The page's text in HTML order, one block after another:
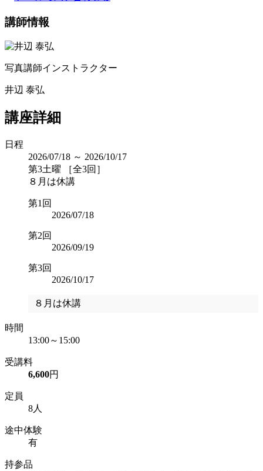
講師情報
写真講師インストラクター
井辺 泰弘
講座詳細
日程
2026/07/18 ～ 2026/10/17
第3土曜 ［全3回］
８月は休講
第1回
2026/07/18
第2回
2026/09/19
第3回
2026/10/17
８月は休講
時間
13:00～15:00
受講料
6,600円
定員
8人
途中体験
有
持参品